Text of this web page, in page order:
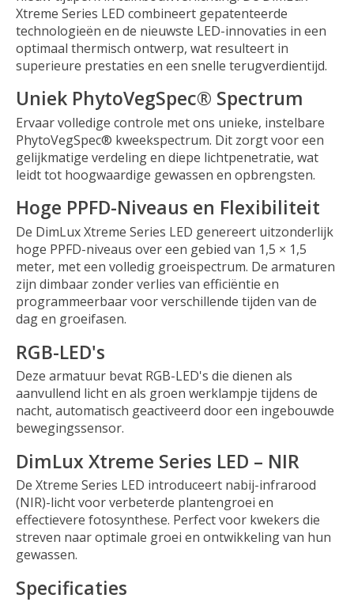
Xtreme Series LED combineert gepatenteerde
technologieën en de nieuwste LED-innovaties in een
optimaal thermisch ontwerp, wat resulteert in
superieure prestaties en een snelle terugverdientijd.
Uniek PhytoVegSpec® Spectrum
Ervaar volledige controle met ons unieke, instelbare
PhytoVegSpec® kweekspectrum. Dit zorgt voor een
gelijkmatige verdeling en diepe lichtpenetratie, wat
leidt tot hoogwaardige gewassen en opbrengsten.
Hoge PPFD-Niveaus en Flexibiliteit
De DimLux Xtreme Series LED genereert uitzonderlijk
hoge PPFD-niveaus over een gebied van 1,5 × 1,5
meter, met een volledig groeispectrum. De armaturen
zijn dimbaar zonder verlies van efficiëntie en
programmeerbaar voor verschillende tijden van de
dag en groeifasen.
RGB-LED's
Deze armatuur bevat RGB-LED's die dienen als
aanvullend licht en als groen werklampje tijdens de
nacht, automatisch geactiveerd door een ingebouwde
bewegingssensor.
DimLux Xtreme Series LED – NIR
De Xtreme Series LED introduceert nabij-infrarood
(NIR)-licht voor verbeterde plantengroei en
effectievere fotosynthese. Perfect voor kwekers die
streven naar optimale groei en ontwikkeling van hun
gewassen.
Specificaties